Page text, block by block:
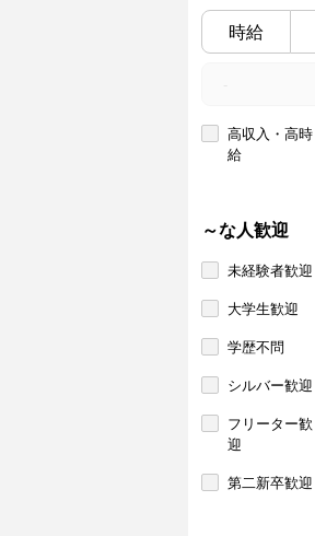
時給
高収入・高時
給
～な人歓迎
未経験者歓迎
大学生歓迎
学歴不問
シルバー歓迎
フリーター歓
迎
第二新卒歓迎